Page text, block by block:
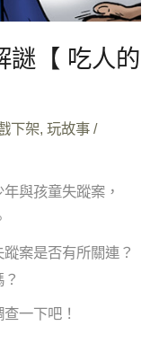
謎【 吃人的
下架, 玩故事 /
與孩童失蹤案，
案是否有所關連？
一下吧！